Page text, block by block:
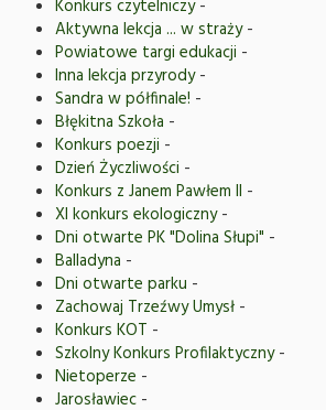
Konkurs czytelniczy-
Aktywna lekcja ... w straży-
Powiatowe targi edukacji -
Inna lekcja przyrody-
Sandra w półfinale! -
Błękitna Szkoła -
Konkurs poezji -
Dzień Życzliwości -
Konkurs z Janem Pawłem II -
XI konkurs ekologiczny-
Dni otwarte PK "Dolina Słupi" -
Balladyna -
Dni otwarte parku -
Zachowaj Trzeźwy Umysł -
Konkurs KOT -
Szkolny Konkurs Profilaktyczny-
Nietoperze -
Jarosławiec -